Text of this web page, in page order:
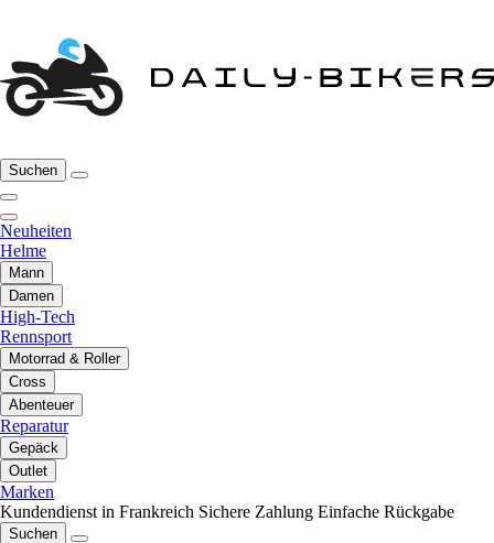
Suchen
Neuheiten
Helme
Mann
Damen
High-Tech
Rennsport
Motorrad & Roller
Cross
Abenteuer
Reparatur
Gepäck
Outlet
Marken
Kundendienst in Frankreich Sichere Zahlung Einfache Rückgabe
Suchen